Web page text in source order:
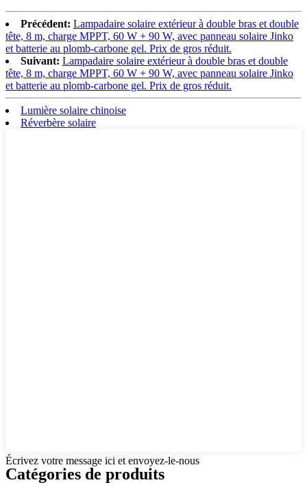
Précédent: Lampadaire solaire extérieur à double bras et double
tête, 8 m, charge MPPT, 60 W + 90 W, avec panneau solaire Jinko
et batterie au plomb-carbone gel. Prix de gros réduit.
Suivant: Lampadaire solaire extérieur à double bras et double
tête, 8 m, charge MPPT, 60 W + 90 W, avec panneau solaire Jinko
et batterie au plomb-carbone gel. Prix de gros réduit.
Lumière solaire chinoise
Réverbère solaire
Écrivez votre message ici et envoyez-le-nous
Catégories de produits